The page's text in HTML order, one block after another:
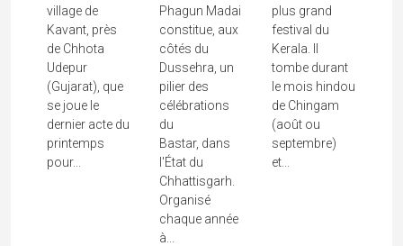
village de
Kavant, près
de Chhota
Udepur
(Gujarat), que
se joue le
dernier acte du
printemps
pour...
Phagun Madai
constitue, aux
côtés du
Dussehra, un
pilier des
célébrations
du
Bastar, dans
l'État du
Chhattisgarh.
Organisé
chaque année
à...
plus grand
festival du
Kerala. Il
tombe durant
le mois hindou
de Chingam
(août ou
septembre)
et...